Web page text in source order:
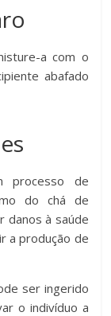
a com o
abafado
processo de
do chá de
danos à saúde
a produção de
ser ingerido
o indivíduo a